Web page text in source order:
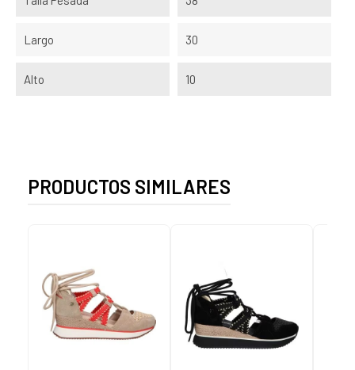
Largo 30
Alto 10
PRODUCTOS SIMILARES